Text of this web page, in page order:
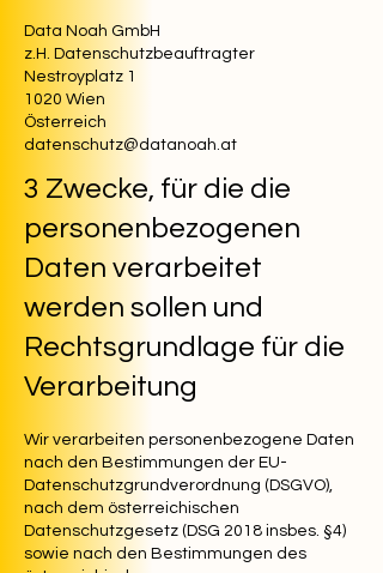
Data Noah GmbH
z.H. Datenschutzbeauftragter
Nestroyplatz 1
1020 Wien
Österreich
datenschutz@datanoah.at
3 Zwecke, für die die
personenbezogenen
Daten verarbeitet
werden sollen und
Rechtsgrundlage für die
Verarbeitung
Wir verarbeiten personenbezogene Daten
nach den Bestimmungen der EU-
Datenschutzgrundverordnung (DSGVO),
nach dem österreichischen
Datenschutzgesetz (DSG 2018 insbes. §4)
sowie nach den Bestimmungen des